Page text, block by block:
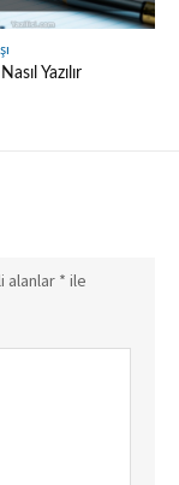
Yazılır
alanlar * ile